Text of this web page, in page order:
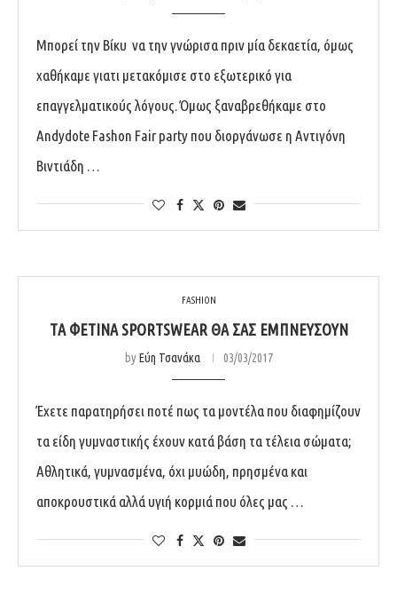
Μπορεί την Βίκυ να την γνώρισα πριν μία δεκαετία, όμως
χαθήκαμε γιατι μετακόμισε στο εξωτερικό για
επαγγελματικούς λόγους. Όμως ξαναβρεθήκαμε στο
Andydote Fashon Fair party που διοργάνωσε η Αντιγόνη
Βιντιάδη …
FASHION
TΑ ΦΕΤΙΝΆ SPORTSWEAR ΘΑ ΣΑΣ ΕΜΠΝΕΎΣΟΥΝ
byΕύη Τσανάκα 03/03/2017
Έχετε παρατηρήσει ποτέ πως τα μοντέλα που διαφημίζουν
τα είδη γυμναστικής έχουν κατά βάση τα τέλεια σώματα;
Αθλητικά, γυμνασμένα, όχι μυώδη, πρησμένα και
αποκρουστικά αλλά υγιή κορμιά που όλες μας …